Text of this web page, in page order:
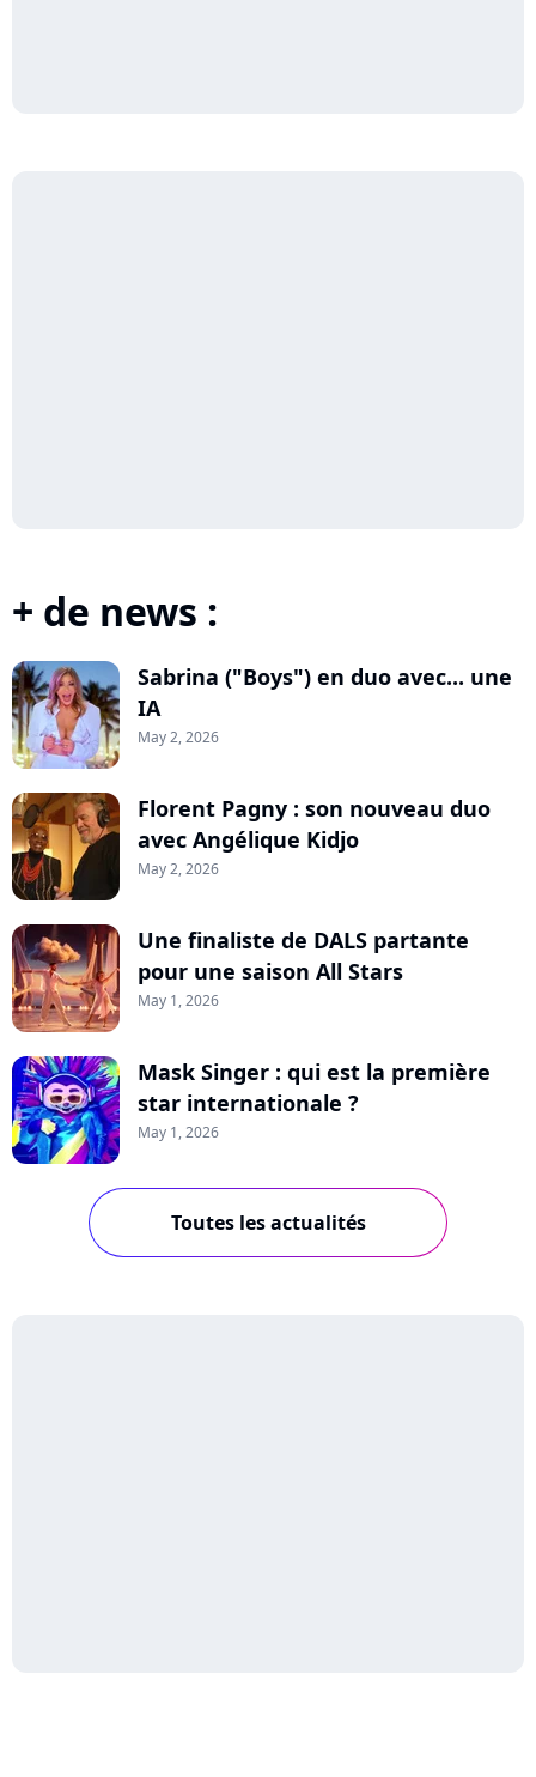
+ de news :
Sabrina ("Boys") en duo avec... une
IA
May 2, 2026
Florent Pagny : son nouveau duo
avec Angélique Kidjo
May 2, 2026
Une finaliste de DALS partante
pour une saison All Stars
May 1, 2026
Mask Singer : qui est la première
star internationale ?
May 1, 2026
Toutes les actualités